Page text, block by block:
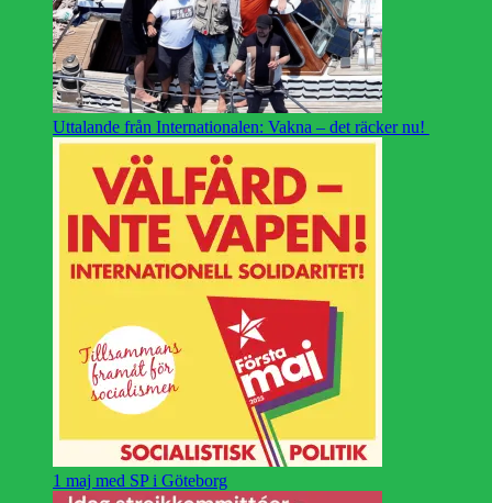
Uttalande från Internationalen: Vakna – det räcker nu!
1 maj med SP i Göteborg